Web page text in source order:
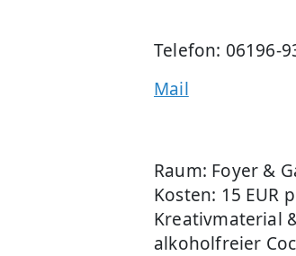
Telefon: 06196-
Mail
Raum: Foyer &
Kosten: 15 EUR
Kreativmaterial
alkoholfreier